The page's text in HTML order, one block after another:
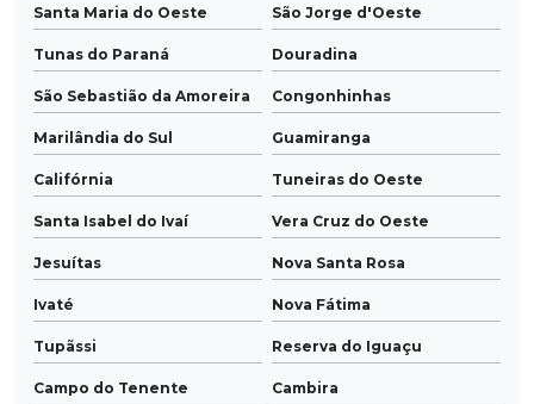
Santa Maria do Oeste São Jorge d'Oeste
Tunas do Paraná Douradina
São Sebastião da Amoreira Congonhinhas
Marilândia do Sul Guamiranga
Califórnia Tuneiras do Oeste
Santa Isabel do Ivaí Vera Cruz do Oeste
Jesuítas Nova Santa Rosa
Ivaté Nova Fátima
Tupãssi Reserva do Iguaçu
Campo do Tenente Cambira